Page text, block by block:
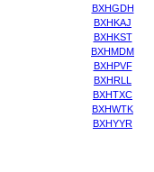
BXHGDH
BXHKAJ
BXHKST
BXHMDM
BXHPVF
BXHRLL
BXHTXC
BXHWTK
BXHYYR